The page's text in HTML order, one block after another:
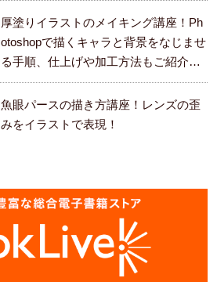
厚塗りイラストのメイキング講座！Ph
otoshopで描くキャラと背景をなじませ
る手順、仕上げや加工方法もご紹介し
ます。
魚眼パースの描き方講座！レンズの歪
みをイラストで表現！